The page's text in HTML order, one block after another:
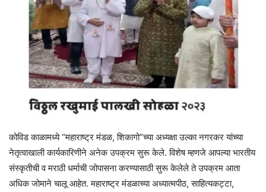
कोविड काळामध्ये “महाराष्ट्र मंडळ, शिकागो”च्या अध्यक्षा उल्का नगरकर यांच्या
नेतृत्वाखाली कार्यकारिणीने अनेक उपक्रम सुरू केले. विशेष म्हणजे आपल्या भारतीय
संस्कृतीची व मराठी धर्माची जोपासना करण्यासाठी सुरू केलेले ते उपक्रम आता
अधिक जोमाने चालू आहेत. महाराष्ट्र मंडळाच्या अध्यात्मपीठ, साहित्यकट्टा,